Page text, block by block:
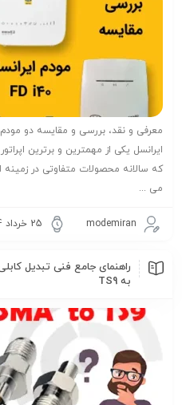
ایرانسل یکی از مهمترین و برترین
که سالانه محصولات متفاوتی در زمینه
می ...
modemiran 25 خرداد 1404
به TS9